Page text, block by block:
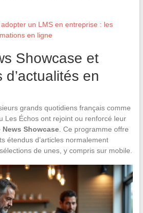
un LMS en entreprise : les
en ligne
Showcase et
en
grands quotidiens français comme
Les Échos ont rejoint ou renforcé leur
News Showcase. Ce programme offre
étendus d’articles normalement
de unes, y compris sur mobile.